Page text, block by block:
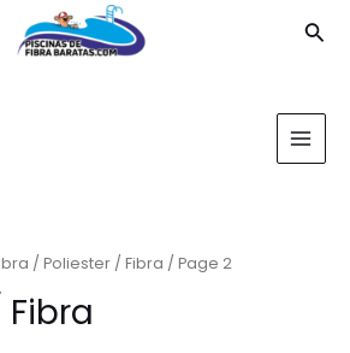
/Poliester / Fibra / Page 2